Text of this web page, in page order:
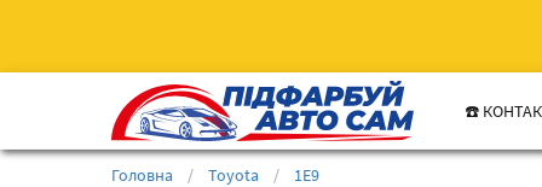
☎️
Головна / Toyota / 1E9